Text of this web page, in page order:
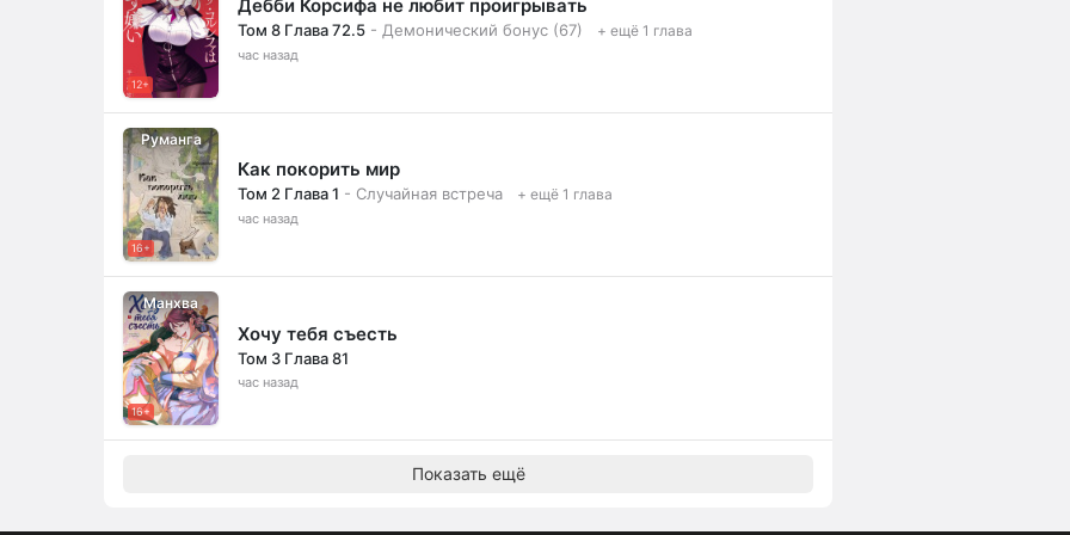
12+
Дебби Корсифа не любит проигрывать
Том 8 Глава 72.5 - Демонический бонус (67) + ещё 1 глава
час назад
Руманга
16+
Как покорить мир
Том 2 Глава 1 - Случайная встреча + ещё 1 глава
час назад
Манхва
16+
Хочу тебя съесть
Том 3 Глава 81
час назад
Показать ещё